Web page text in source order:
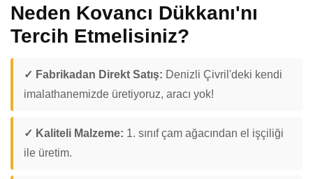
Neden Kovancı Dükkanı'nı
Tercih Etmelisiniz?
✓ Fabrikadan Direkt Satış: Denizli Çivril'deki kendi
imalathanemizde üretiyoruz, aracı yok!
✓ Kaliteli Malzeme: 1. sınıf çam ağacından el işçiliği
ile üretim.